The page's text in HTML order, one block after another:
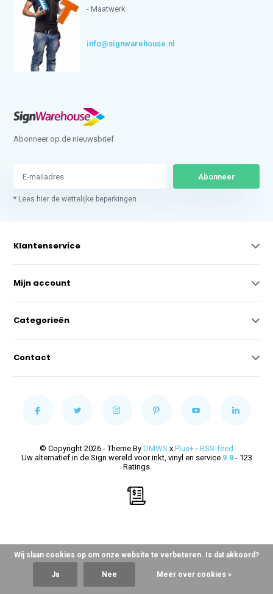
- Maatwerk
info@signwarehouse.nl
Abonneer op de nieuwsbrief
Abonneer
* Lees hier de wettelijke beperkingen
Klantenservice
Mijn account
Categorieën
Contact
© Copyright 2026 - Theme By DMWS x Plus+ - RSS-feed
Uw alternatief in de Sign wereld voor inkt, vinyl en service 9.8- 123
Ratings
Wij slaan cookies op om onze website te verbeteren. Is dat akkoord?
Ja Nee Meer over cookies »